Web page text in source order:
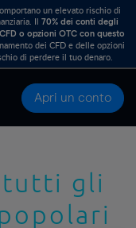
un elevato rischio di
Il 70% dei conti degli
o opzioni OTC con questo
dei CFD e delle opzioni
di perdere il tuo denaro.
Apri un conto
tutti gli